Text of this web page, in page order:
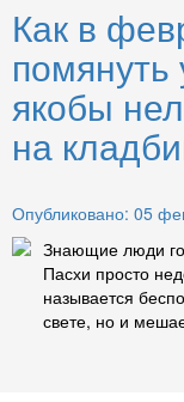
Как в
якобы
на
Опубликовано: 05
Знающие люди
Пасхи просто
называется
свете, но и